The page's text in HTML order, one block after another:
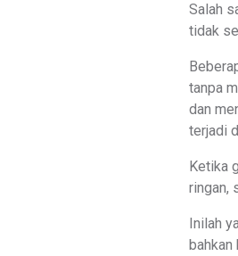
Salah
tidak
tanpa
dan
terjadi
Ketika
ringan,
Inilah